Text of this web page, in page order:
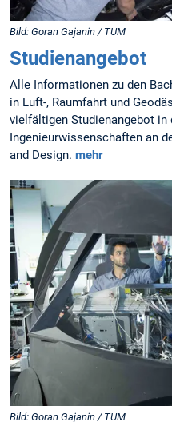
Bild: Goran Gajanin / TUM
Studienangebot
Alle Informationen zu den
in Luft-, Raumfahrt und
vielfältigen Studienangebot in
Ingenieurwissenschaften an
and Design. mehr
Bild: Goran Gajanin / TUM